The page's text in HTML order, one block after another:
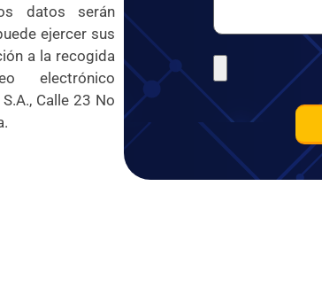
datos serán
ejercer sus
a la recogida
electrónico
Calle 23 No